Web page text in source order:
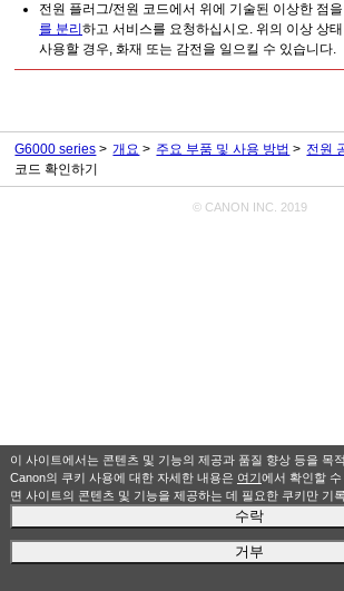
이 사이트에서는 콘텐츠 및 기능의 제공과 품질 향상 등을 목
Canon의 쿠키 사용에 대한 자세한 내용은 여기에서 확인할
면 사이트의 콘텐츠 및 기능을 제공하는 데 필요한 쿠키만 기
수락
거부
전원 플러그/전원 코드에서 위에 기술된 이상한 점
를 분리하고 서비스를 요청하십시오. 위의 이상 상
사용할 경우, 화재 또는 감전을 일으킬 수 있습니다.
G6000 series 개요 주요 부품 및 사용 방법 전원
코드 확인하기
© CANON INC. 2019